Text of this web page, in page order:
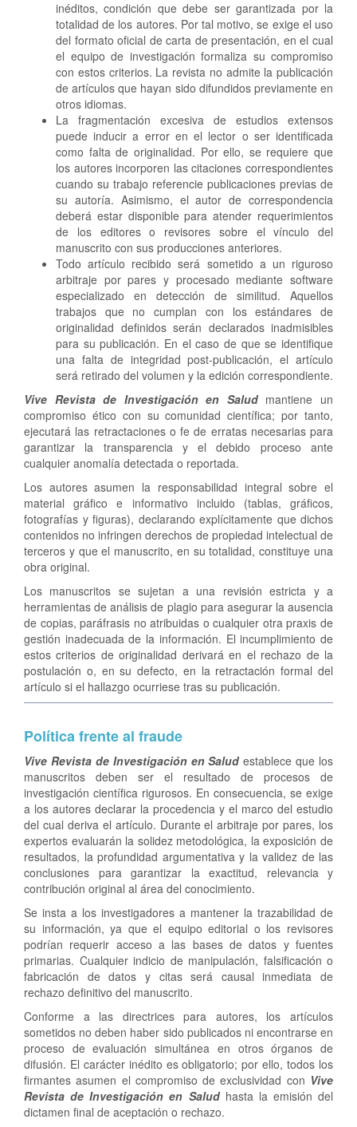
inéditos, condición que debe ser garantizada por la
totalidad de los autores. Por tal motivo, se exige el uso
del formato oficial de carta de presentación, en el cual
el equipo de investigación formaliza su compromiso
con estos criterios. La revista no admite la publicación
de artículos que hayan sido difundidos previamente en
otros idiomas.
La fragmentación excesiva de estudios extensos
puede inducir a error en el lector o ser identificada
como falta de originalidad. Por ello, se requiere que
los autores incorporen las citaciones correspondientes
cuando su trabajo referencie publicaciones previas de
su autoría. Asimismo, el autor de correspondencia
deberá estar disponible para atender requerimientos
de los editores o revisores sobre el vínculo del
manuscrito con sus producciones anteriores.
Todo artículo recibido será sometido a un riguroso
arbitraje por pares y procesado mediante software
especializado en detección de similitud. Aquellos
trabajos que no cumplan con los estándares de
originalidad definidos serán declarados inadmisibles
para su publicación. En el caso de que se identifique
una falta de integridad post-publicación, el artículo
será retirado del volumen y la edición correspondiente.
Vive Revista de Investigación en Saludmantiene un
compromiso ético con su comunidad científica; por tanto,
ejecutará las retractaciones o fe de erratas necesarias para
garantizar la transparencia y el debido proceso ante
cualquier anomalía detectada o reportada.
Los autores asumen la responsabilidad integral sobre el
material gráfico e informativo incluido (tablas, gráficos,
fotografías y figuras), declarando explícitamente que dichos
contenidos no infringen derechos de propiedad intelectual de
terceros y que el manuscrito, en su totalidad, constituye una
obra original.
Los manuscritos se sujetan a una revisión estricta y a
herramientas de análisis de plagio para asegurar la ausencia
de copias, paráfrasis no atribuidas o cualquier otra praxis de
gestión inadecuada de la información. El incumplimiento de
estos criterios de originalidad derivará en el rechazo de la
postulación o, en su defecto, en la retractación formal del
artículo si el hallazgo ocurriese tras su publicación.
Política frente al fraude
Vive Revista de Investigación en Salud establece que los
manuscritos deben ser el resultado de procesos de
investigación científica rigurosos. En consecuencia, se exige
a los autores declarar la procedencia y el marco del estudio
del cual deriva el artículo. Durante el arbitraje por pares, los
expertos evaluarán la solidez metodológica, la exposición de
resultados, la profundidad argumentativa y la validez de las
conclusiones para garantizar la exactitud, relevancia y
contribución original al área del conocimiento.
Se insta a los investigadores a mantener la trazabilidad de
su información, ya que el equipo editorial o los revisores
podrían requerir acceso a las bases de datos y fuentes
primarias. Cualquier indicio de manipulación, falsificación o
fabricación de datos y citas será causal inmediata de
rechazo definitivo del manuscrito.
Conforme a las directrices para autores, los artículos
sometidos no deben haber sido publicados ni encontrarse en
proceso de evaluación simultánea en otros órganos de
difusión. El carácter inédito es obligatorio; por ello, todos los
firmantes asumen el compromiso de exclusividad con Vive
Revista de Investigación en Saludhasta la emisión del
dictamen final de aceptación o rechazo.